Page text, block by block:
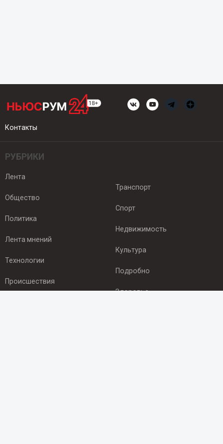
Контакты
РУБРИКИ
Лента
Общество
Политика
Лента мнений
Технологии
Происшествия
Транспорт
Спорт
Недвижимость
Культура
Подробно
Здоровье